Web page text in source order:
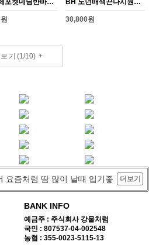
BH 입체포켓데님반바지(Y348H608) BH 노던배색끈나시원피스(Y349H608)
30,800원
기 (1/10) +
요즘처럼 땀 많이 날때 입기좋 더보기
BANK INFO
예금주 : 주식회사 강물처럼
국민 : 807537-04-002548
농협 : 355-0023-5115-13